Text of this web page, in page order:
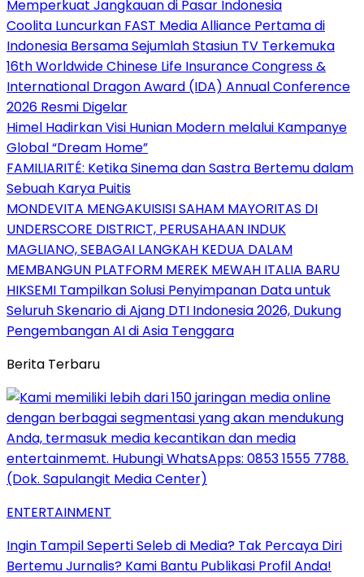
Memperkuat Jangkauan di Pasar Indonesia
Coolita Luncurkan FAST Media Alliance Pertama di
Indonesia Bersama Sejumlah Stasiun TV Terkemuka
16th Worldwide Chinese Life Insurance Congress &
International Dragon Award (IDA) Annual Conference
2026 Resmi Digelar
Himel Hadirkan Visi Hunian Modern melalui Kampanye
Global “Dream Home”
FAMILIARITÉ: Ketika Sinema dan Sastra Bertemu dalam
Sebuah Karya Puitis
MONDEVITA MENGAKUISISI SAHAM MAYORITAS DI
UNDERSCORE DISTRICT, PERUSAHAAN INDUK
MAGLIANO, SEBAGAI LANGKAH KEDUA DALAM
MEMBANGUN PLATFORM MEREK MEWAH ITALIA BARU
HIKSEMI Tampilkan Solusi Penyimpanan Data untuk
Seluruh Skenario di Ajang DTI Indonesia 2026, Dukung
Pengembangan AI di Asia Tenggara
Berita Terbaru
ENTERTAINMENT
Ingin Tampil Seperti Seleb di Media? Tak Percaya Diri
Bertemu Jurnalis? Kami Bantu Publikasi Profil Anda!